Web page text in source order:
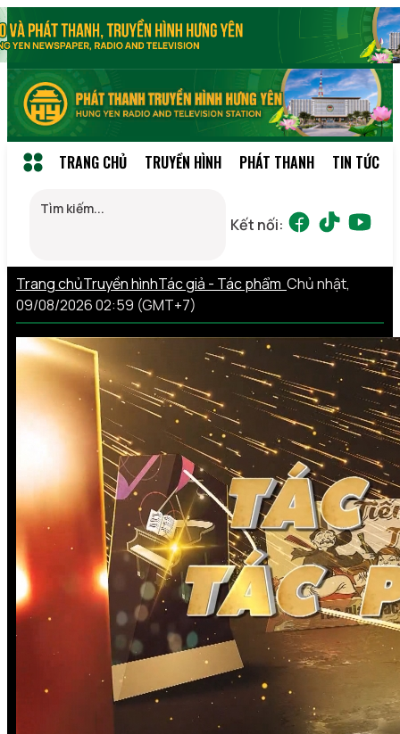
TRANG CHỦ TRUYỀN HÌNH PHÁT THANH TIN TỨC
Kết nối:
Trang chủTruyền hìnhTác giả - Tác phẩm Chủ nhật,
09/08/2026 02:59 (GMT+7)